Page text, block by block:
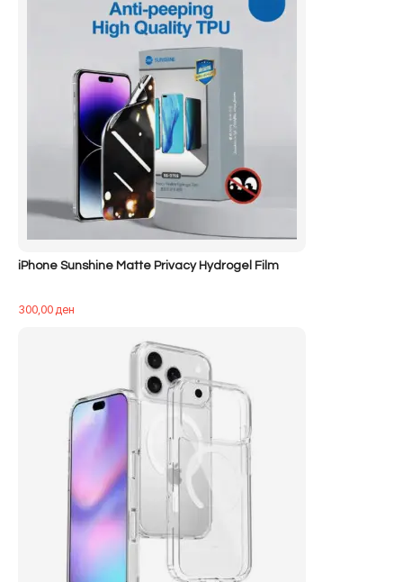
iPhone Sunshine Matte Privacy Hydrogel Film
300,00ден